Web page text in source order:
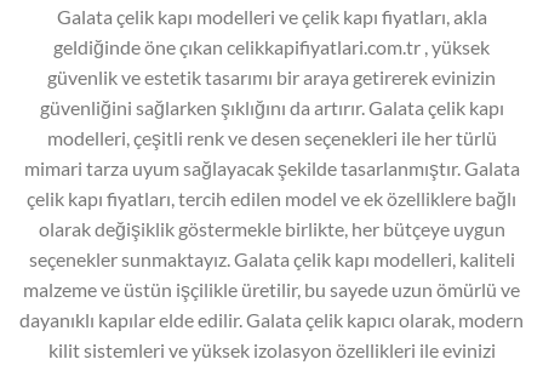
Galata çelik kapı modelleri ve çelik kapı fiyatları, akla
geldiğinde öne çıkan celikkapifiyatlari.com.tr , yüksek
güvenlik ve estetik tasarımı bir araya getirerek evinizin
güvenliğini sağlarken şıklığını da artırır. Galata çelik kapı
modelleri, çeşitli renk ve desen seçenekleri ile her türlü
mimari tarza uyum sağlayacak şekilde tasarlanmıştır. Galata
çelik kapı fiyatları, tercih edilen model ve ek özelliklere bağlı
olarak değişiklik göstermekle birlikte, her bütçeye uygun
seçenekler sunmaktayız. Galata çelik kapı modelleri, kaliteli
malzeme ve üstün işçilikle üretilir, bu sayede uzun ömürlü ve
dayanıklı kapılar elde edilir. Galata çelik kapıcı olarak, modern
kilit sistemleri ve yüksek izolasyon özellikleri ile evinizi